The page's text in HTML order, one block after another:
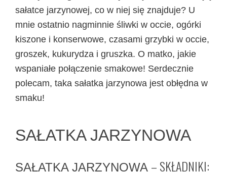
sałatce jarzynowej, co w niej się znajduje? U
mnie ostatnio nagminnie śliwki w occie, ogórki
kiszone i konserwowe, czasami grzybki w occie,
groszek, kukurydza i gruszka. O matko, jakie
wspaniałe połączenie smakowe! Serdecznie
polecam, taka sałatka jarzynowa jest obłędna w
smaku!
SAŁATKA JARZYNOWA
SAŁATKA JARZYNOWA – SKŁADNIKI: